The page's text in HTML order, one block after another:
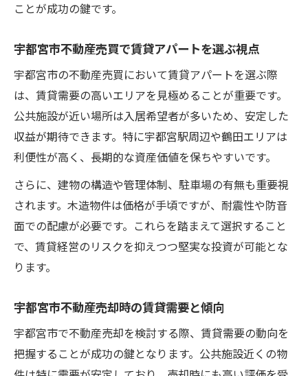
ことが成功の鍵です。
宇都宮市不動産売買で賃貸アパートを選ぶ視点
宇都宮市の不動産売買において賃貸アパートを選ぶ際
は、賃貸需要の高いエリアを見極めることが重要です。
公共施設が近い場所は入居希望者が多いため、安定した
収益が期待できます。特に宇都宮駅周辺や鶴田エリアは
利便性が高く、長期的な資産価値を保ちやすいです。
さらに、建物の構造や管理体制、駐車場の有無も重要視
されます。木造物件は価格が手頃ですが、耐震性や防音
面での配慮が必要です。これらを踏まえて選択すること
で、賃貸経営のリスクを抑えつつ堅実な投資が可能とな
ります。
宇都宮市不動産売却時の賃貸需要と傾向
宇都宮市で不動産売却を検討する際、賃貸需要の動向を
把握することが成功の鍵となります。公共施設近くの物